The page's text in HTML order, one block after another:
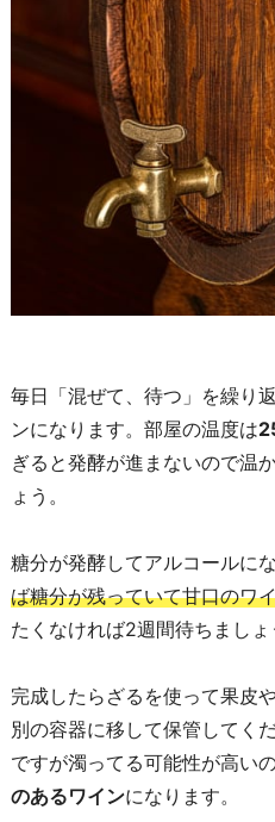
毎日「混ぜて、待つ」を繰り
ンになります。部屋の温度は
ぎると発酵が進まないので温
ょう。
糖分が発酵してアルコールにな
ば糖分が残っていて甘口のワ
たくなければ2週間待ちましょ
完成したらざるを使って果皮
別の容器に移して保管してく
ですが濁ってる可能性が高いの
のあるワインになります。